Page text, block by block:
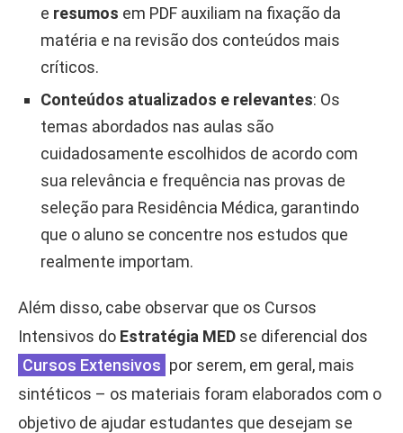
e resumos em PDF auxiliam na fixação da
matéria e na revisão dos conteúdos mais
críticos.
Conteúdos atualizados e relevantes: Os
temas abordados nas aulas são
cuidadosamente escolhidos de acordo com
sua relevância e frequência nas provas de
seleção para Residência Médica, garantindo
que o aluno se concentre nos estudos que
realmente importam.
Além disso, cabe observar que os Cursos
Intensivos do Estratégia MED se diferencial dos
Cursos Extensivos por serem, em geral, mais
sintéticos – os materiais foram elaborados com o
objetivo de ajudar estudantes que desejam se